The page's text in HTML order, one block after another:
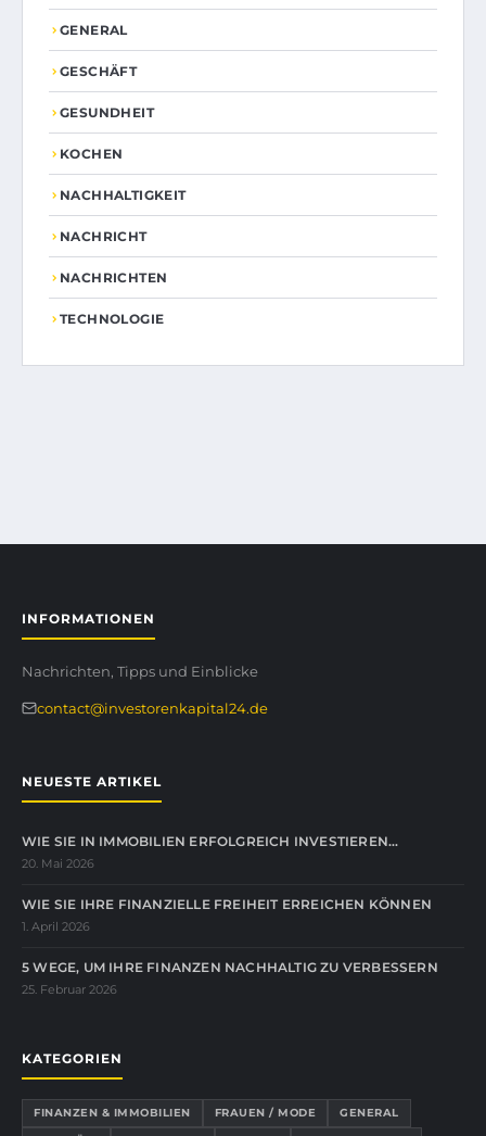
GENERAL
GESCHÄFT
GESUNDHEIT
KOCHEN
NACHHALTIGKEIT
NACHRICHT
NACHRICHTEN
TECHNOLOGIE
INFORMATIONEN
Nachrichten, Tipps und Einblicke
contact@investorenkapital24.de
NEUESTE ARTIKEL
WIE SIE IN IMMOBILIEN ERFOLGREICH INVESTIEREN…
20. Mai 2026
WIE SIE IHRE FINANZIELLE FREIHEIT ERREICHEN KÖNNEN
1. April 2026
5 WEGE, UM IHRE FINANZEN NACHHALTIG ZU VERBESSERN
25. Februar 2026
KATEGORIEN
FINANZEN & IMMOBILIEN FRAUEN / MODE
GENERAL